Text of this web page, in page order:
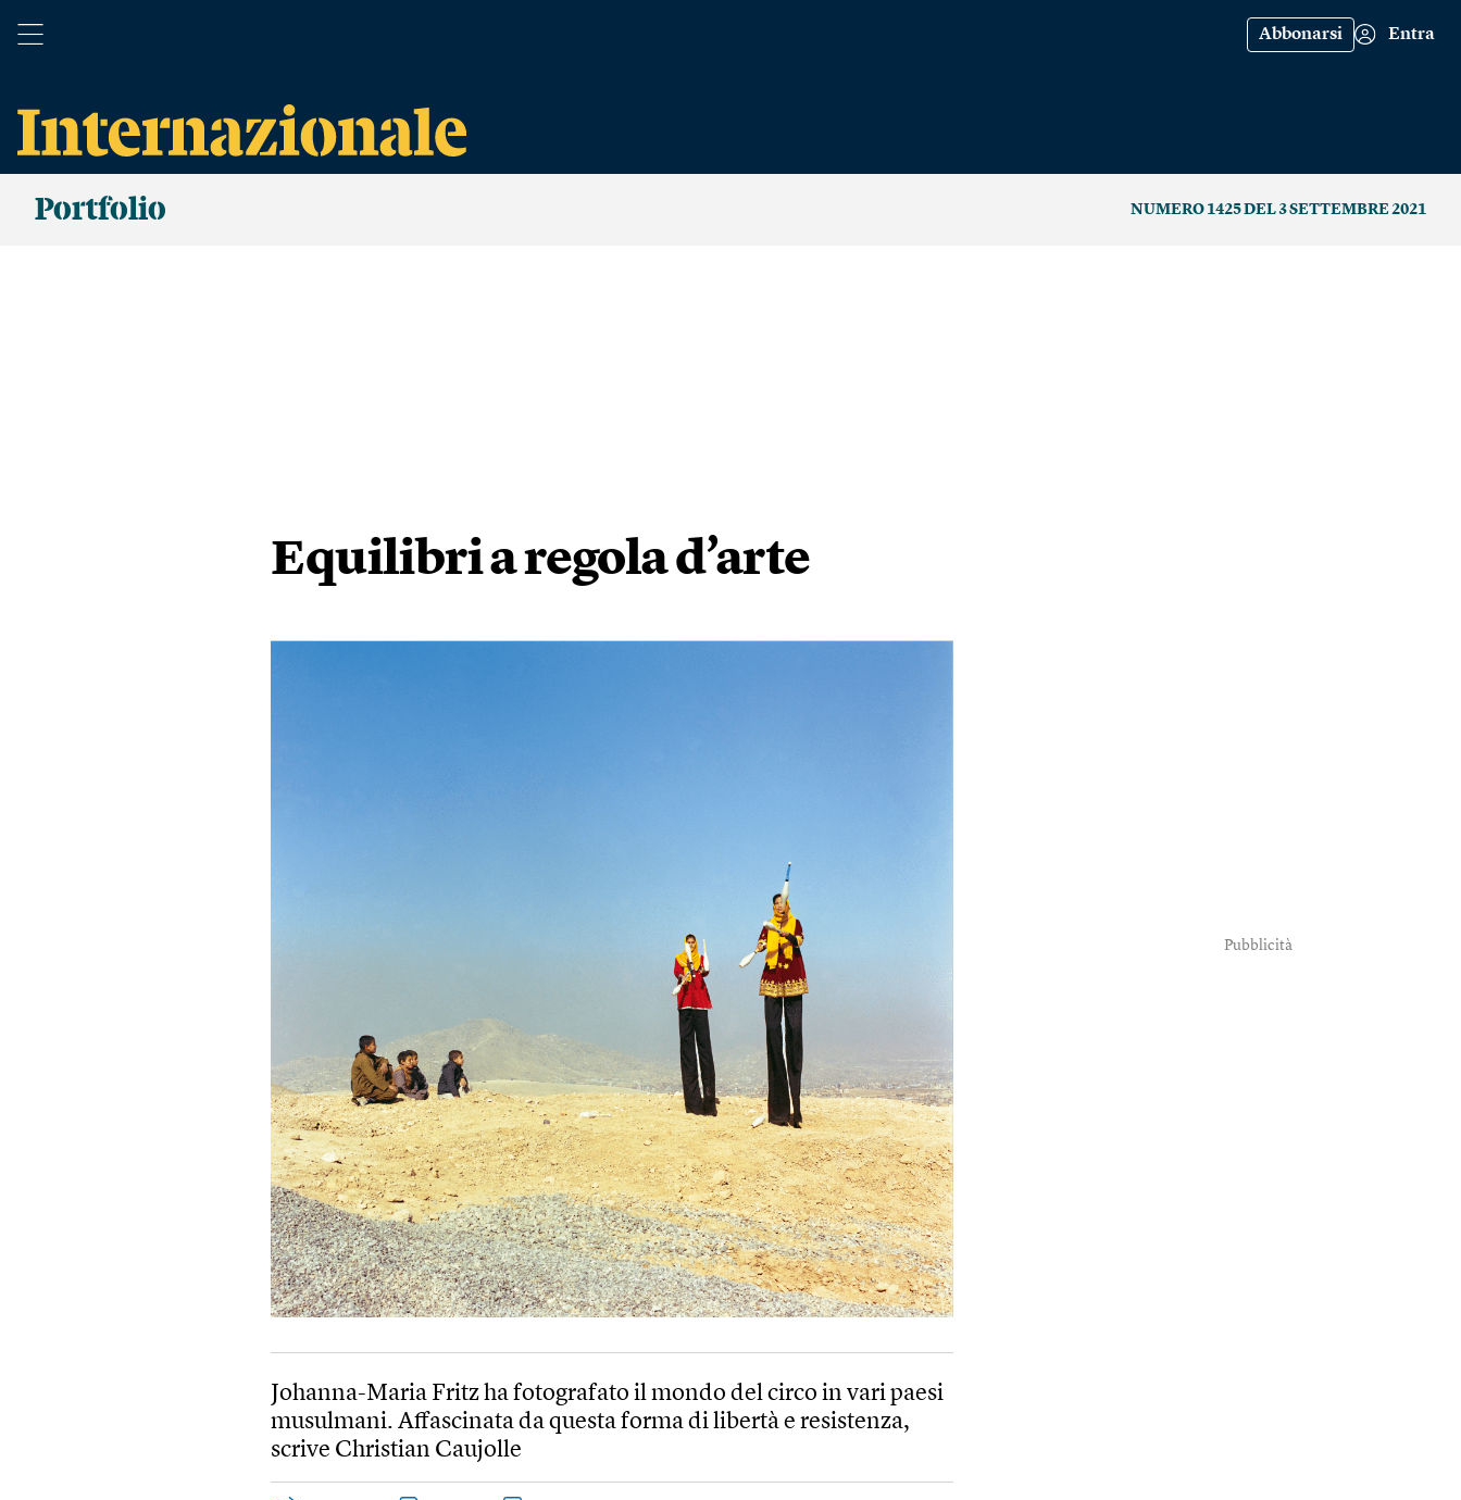
Abbonarsi Entra
Portfolio NUMERO 1425 DEL 3 SETTEMBRE 2021
Equilibri a regola d’arte
Johanna-Maria Fritz ha fotografato il mondo del circo in vari paesi
musulmani. Affascinata da questa forma di libertà e resistenza,
scrive Christian Caujolle
Pubblicità